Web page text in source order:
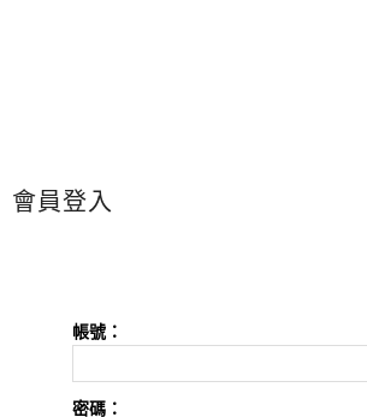
會員登入
帳號：
密碼：